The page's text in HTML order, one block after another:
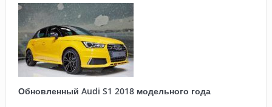
Обновленный Audi S1 2018 модельного года